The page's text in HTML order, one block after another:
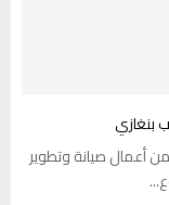
بنغازي
من أعمال صيانة وتطوير